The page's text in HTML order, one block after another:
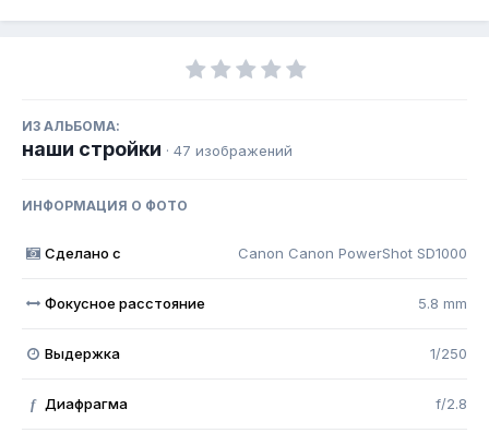
ИЗ АЛЬБОМА:
наши стройки · 47 изображений
ИНФОРМАЦИЯ О ФОТО
Сделано с Canon Canon PowerShot SD1000
Фокусное расстояние 5.8 mm
Выдержка 1/250
f Диафрагма f/2.8